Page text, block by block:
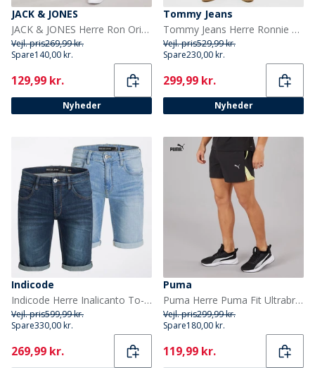
JACK & JONES
JACK & JONES Herre Ron Original Shorts SQ 293 Black Denim
Vejl. pris269,99 kr.
Spare140,00 kr.
Current
129,99 kr.
Nyheder
Tommy Jeans
Tommy Jeans Herre Ronnie Faded Slim Denim Shorts Denim Dark
Vejl. pris529,99 kr.
Spare230,00 kr.
Current
299,99 kr.
Nyheder
Indicode
Indicode Herre Inalicanto To-pak Shorts Denim
Vejl. pris599,99 kr.
Spare330,00 kr.
Current
269,99 kr.
Puma
Puma Herre Puma Fit Ultrabreathe Stretch 5 Tommer Marmor Træningsshorts Sort/Gul
Vejl. pris299,99 kr.
Spare180,00 kr.
Current
119,99 kr.